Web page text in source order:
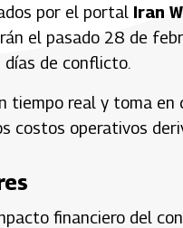
por el portal Iran
el pasado 28 de
de conflicto.
tiempo real y toma
costos operativos
financiero del